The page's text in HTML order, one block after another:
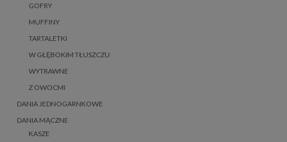
GOFRY
MUFFINY
TARTALETKI
W GŁĘBOKIM TŁUSZCZU
WYTRAWNE
Z OWOCMI
DANIA JEDNOGARNKOWE
DANIA MĄCZNE
KASZE